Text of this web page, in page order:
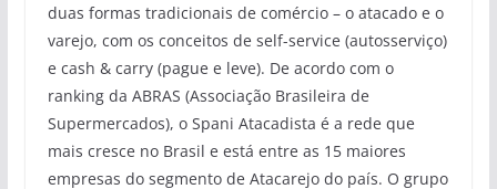
duas formas tradicionais de comércio – o atacado e o
varejo, com os conceitos de self-service (autosserviço)
e cash & carry (pague e leve). De acordo com o
ranking da ABRAS (Associação Brasileira de
Supermercados), o Spani Atacadista é a rede que
mais cresce no Brasil e está entre as 15 maiores
empresas do segmento de Atacarejo do país. O grupo